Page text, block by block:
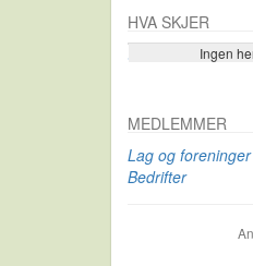
HVA SKJER
Ingen
Se flere…
MEDLEMMER
Lag og foreninger
Bedrifter